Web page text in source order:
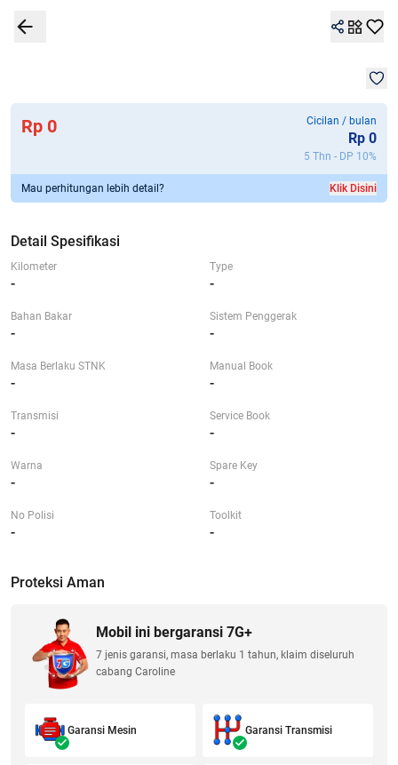
Detail Spesifikasi Bandingkan 1/1
Rp 0 Cicilan / bulan
Rp 0
5 Thn - DP 10%
Mau perhitungan lebih detail? Klik Disini
Detail Spesifikasi
Kilometer
-
Type
-
Bahan Bakar
-
Sistem Penggerak
-
Masa Berlaku STNK
-
Manual Book
-
Transmisi
-
Service Book
-
Warna
-
Spare Key
-
No Polisi
-
Toolkit
-
Proteksi Aman
Mobil ini bergaransi 7G+
7 jenis garansi, masa berlaku 1 tahun, klaim diseluruh
cabang Caroline
Garansi Mesin Garansi Transmisi